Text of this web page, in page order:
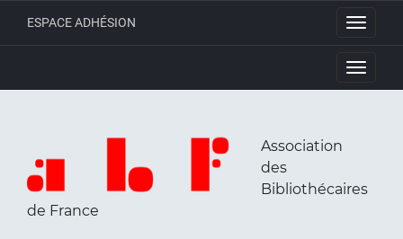
Toggle
ESPACE ADHÉSION
Toggle
Association
des
Bibliothécaires
de France